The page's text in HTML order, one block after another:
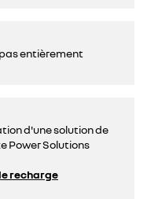
entièrement
d'une solution de
Power Solutions
recharge